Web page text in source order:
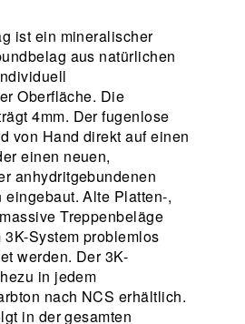
ist ein mineralischer
aus natürlichen
Oberfläche. Die
4mm. Der fugenlose
von Hand direkt auf einen
einen neuen,
anhydritgebundenen
eingebaut. Alte Platten-,
Treppenbeläge
3K-System problemlos
werden. Der 3K-
in jedem
nach NCS erhältlich.
in der gesamten